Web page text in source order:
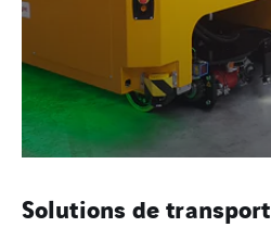
Solutions de transport